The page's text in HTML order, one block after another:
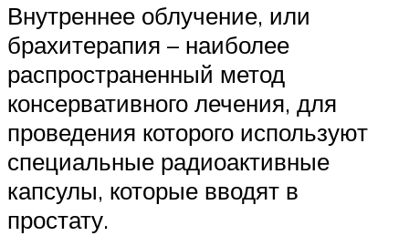
Внутреннее облучение, или
брахитерапия – наиболее
распространенный метод
консервативного лечения, для
проведения которого используют
специальные радиоактивные
капсулы, которые вводят в
простату.